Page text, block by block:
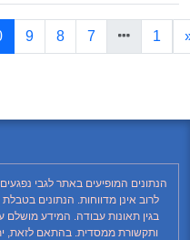
1
7
8
9
10
המופיעים באתר לגבי נפגעים
לרוב אינן מדווחות. הנתונים בטבלת
בגין תאונות עבודה. המידע מושלם על
ותקשורת ממסדית. בהתאם לזאת, יתכן